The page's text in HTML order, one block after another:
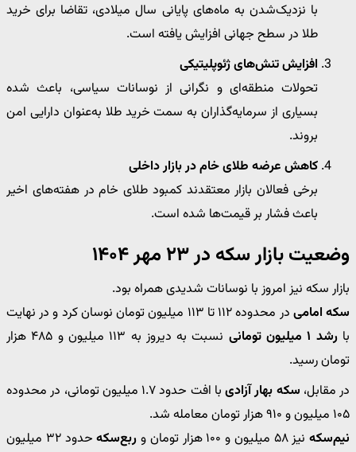
با نزدیک‌شدن به ماه‌های پایانی سال میلادی، تقاضا برای خرید
طلا در سطح جهانی افزایش یافته است.
افزایش تنش‌های ژئوپلیتیکی
تحولات منطقه‌ای و نگرانی از نوسانات سیاسی، باعث شده
بسیاری از سرمایه‌گذاران به سمت خرید طلا به‌عنوان دارایی امن
بروند.
کاهش عرضه طلای خام در بازار داخلی
برخی فعالان بازار معتقدند کمبود طلای خام در هفته‌های اخیر
باعث فشار بر قیمت‌ها شده است.
وضعیت بازار سکه در ۲۳ مهر ۱۴۰۴
بازار سکه نیز امروز با نوسانات شدیدی همراه بود.
سکه امامی
در محدوده ۱۱۲ تا ۱۱۳ میلیون تومان نوسان کرد و در نهایت
بارشد ۱ میلیون تومانی
نسبت به دیروز به ۱۱۳ میلیون و ۴۸۵ هزار
تومان رسید.
در مقابل، سکه بهار آزادی
با افت حدود ۱.۷ میلیون تومانی، در محدوده
۱۰۵ میلیون و ۹۱۰ هزار تومان معامله شد.
نیم‌سکه نیز ۵۸ میلیون و ۱۰۰ هزار تومان و ربع‌سکه
حدود ۳۲ میلیون